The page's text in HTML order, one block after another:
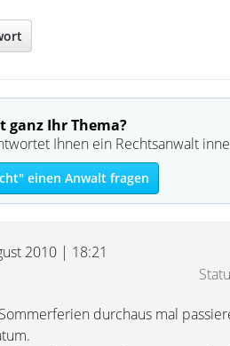
ganz Ihr Thema?
Ihnen ein Rechtsanwalt
einen Anwalt fragen
2010 | 18:21
durchaus mal